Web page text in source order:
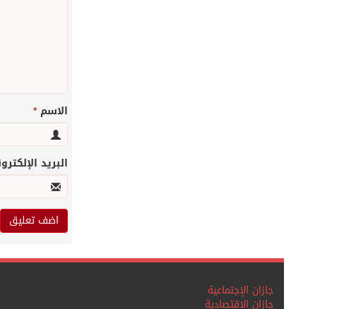
الاسم*
البريد
جازان الإجتماعية
جازان الاقتصادية